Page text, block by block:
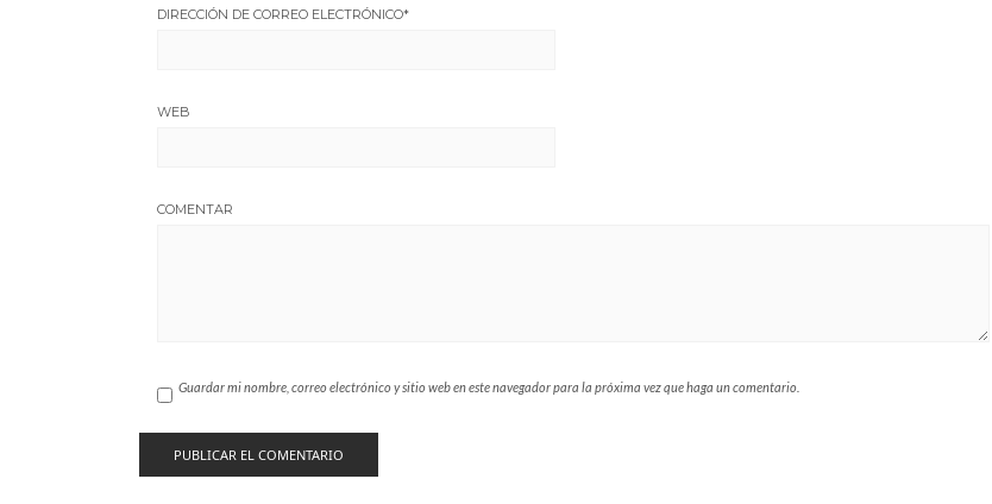
DIRECCIÓN DE CORREO ELECTRÓNICO*
WEB
COMENTAR
Guardar mi nombre, correo electrónico y sitio web en este navegador para la próxima vez que haga un comentario.